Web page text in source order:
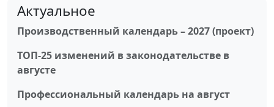
Актуальное
Производственный календарь – 2027 (проект)
ТОП-25 изменений в законодательстве в
августе
Профессиональный календарь на август